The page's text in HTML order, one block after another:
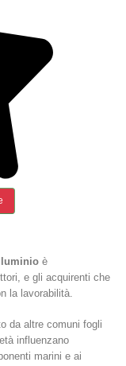
è
e gli acquirenti che
la lavorabilità.
da altre comuni fogli
influenzano
marini e ai